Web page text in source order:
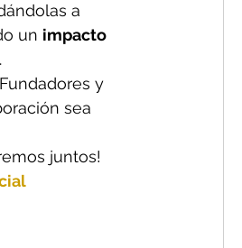
a
un impacto
.
y
sea
juntos!